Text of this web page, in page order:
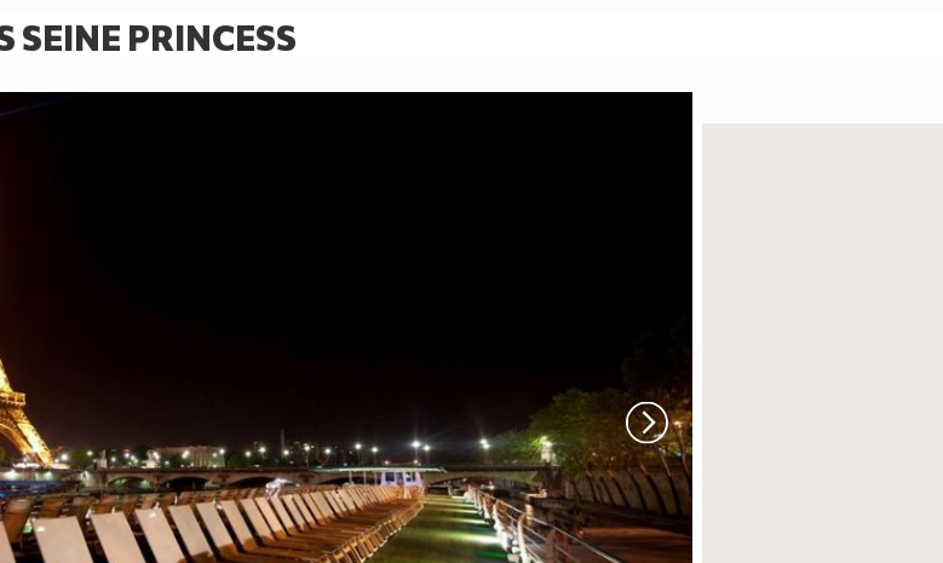
SEINE PRINCESS